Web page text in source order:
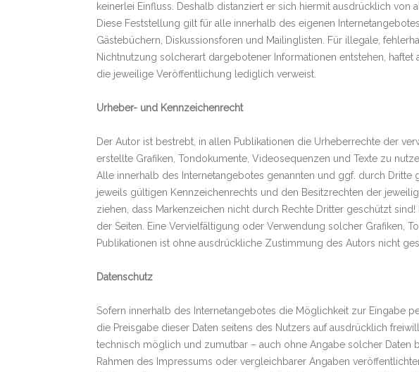
keinerlei Einfluss. Deshalb distanziert er sich hiermit ausdrücklich
Diese Feststellung gilt für alle innerhalb des eigenen
Gästebüchern, Diskussionsforen und Mailinglisten. Für illegale,
Nichtnutzung solcherart dargebotener Informationen entstehen,
die jeweilige Veröffentlichung lediglich verweist.
Urheber- und Kennzeichenrecht
Der Autor ist bestrebt, in allen Publikationen die Urheberrechte der
erstellte Grafiken, Tondokumente, Videosequenzen und Texte zu
Alle innerhalb des Internetangebotes genannten und ggf. durch
jeweils gültigen Kennzeichenrechts und den Besitzrechten der
ziehen, dass Markenzeichen nicht durch Rechte Dritter geschützt
der Seiten. Eine Vervielfältigung oder Verwendung solcher Grafiken,
Publikationen ist ohne ausdrückliche Zustimmung des Autors nicht
Datenschutz
Sofern innerhalb des Internetangebotes die Möglichkeit zur Eingabe
die Preisgabe dieser Daten seitens des Nutzers auf ausdrücklich
technisch möglich und zumutbar – auch ohne Angabe solcher Daten
Rahmen des Impressums oder vergleichbarer Angaben